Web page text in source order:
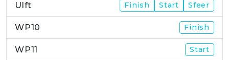
Ulft Finish Start Sfeer
WP10 Finish
WP11 Start